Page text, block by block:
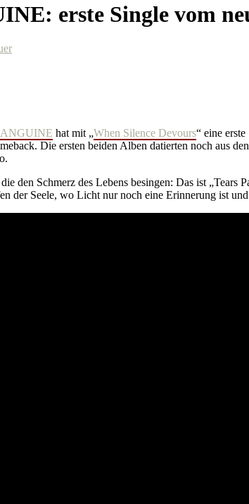
erste Single vom
hat mit „When Silence Devours“ eine
Die ersten beiden Alben datierten noch aus
den Schmerz des Lebens besingen: Das ist
der Seele, wo Licht nur noch eine Erinnerung ist